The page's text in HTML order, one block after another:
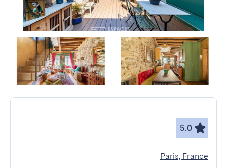
5.0
Paris, France